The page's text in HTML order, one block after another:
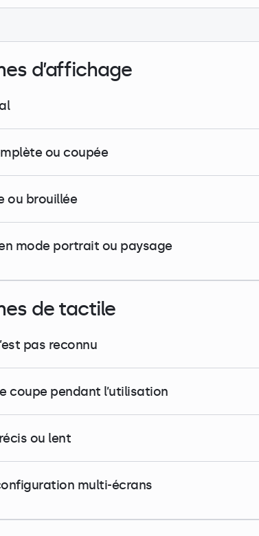
d’affichage
ou coupée
ou brouillée
mode portrait ou paysage
de tactile
pas reconnu
coupe pendant l’utilisation
ou lent
multi-écrans